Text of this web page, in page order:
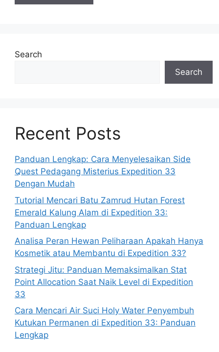
Search
Search
Recent Posts
Panduan Lengkap: Cara Menyelesaikan Side
Quest Pedagang Misterius Expedition 33
Dengan Mudah
Tutorial Mencari Batu Zamrud Hutan Forest
Emerald Kalung Alam di Expedition 33:
Panduan Lengkap
Analisa Peran Hewan Peliharaan Apakah Hanya
Kosmetik atau Membantu di Expedition 33?
Strategi Jitu: Panduan Memaksimalkan Stat
Point Allocation Saat Naik Level di Expedition
33
Cara Mencari Air Suci Holy Water Penyembuh
Kutukan Permanen di Expedition 33: Panduan
Lengkap